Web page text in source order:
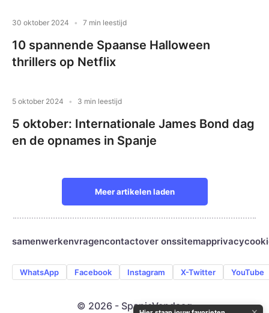
30 oktober 2024 7 min leestijd
10 spannende Spaanse Halloween
thrillers op Netflix
5 oktober 2024 3 min leestijd
5 oktober: Internationale James Bond dag
en de opnames in Spanje
Meer artikelen laden
samenwerkenvragencontactover onssitemapprivacy
WhatsApp Facebook Instagram X-Twitter YouTube
© 2026 - SpanjeVandaag